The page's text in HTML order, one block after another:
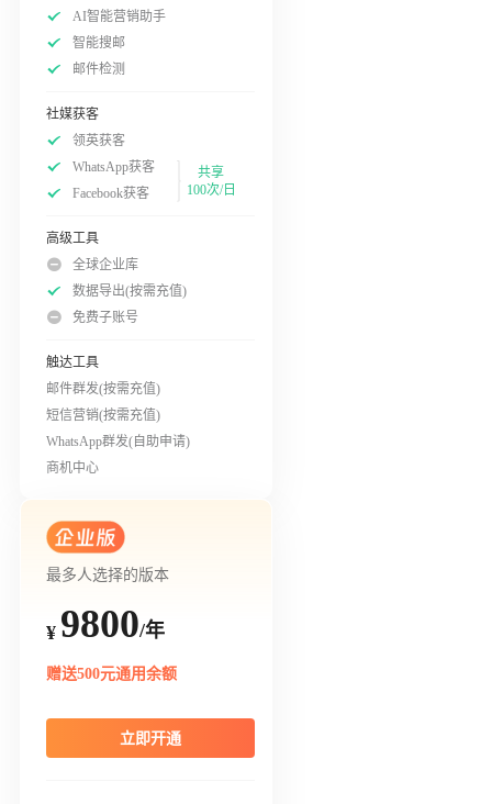
AI智能营销助手
智能搜邮
邮件检测
社媒获客
领英获客
WhatsApp获客
Facebook获客
共享
100次/日
高级工具
全球企业库
数据导出(按需充值)
免费子账号
触达工具
邮件群发(按需充值)
短信营销(按需充值)
WhatsApp群发(自助申请)
商机中心
最多人选择的版本
¥ 9800/年
赠送500元通用余额
立即开通